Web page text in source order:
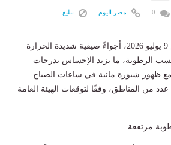
مصر اليوم تبليغ
، اليوم الخميس 9 يوليو 2026، أجواءً صيفية شديدة الحرارة
الرطوبة، ما يزيد الإحساس بدرجات
مع ظهور شبورة مائية في ساعات الصباح
من المناطق، وفقًا لتوقعات الهيئة العامة
مرتفعة